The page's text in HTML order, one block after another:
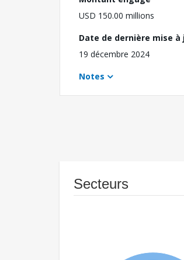
USD 150.00 millions
Date de dernière mise à
19 décembre 2024
Notes
Secteurs